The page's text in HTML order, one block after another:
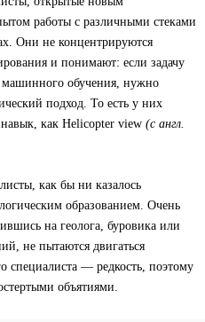
работы с различными стеками
Они не концентрируются
и понимают: если задачу
обучения, нужно
подход. То есть у них
как Helicopter view (с англ.
как бы ни казалось
образованием. Очень
на геолога, буровика или
не пытаются двигаться
специалиста — редкость, поэтому
объятиями.